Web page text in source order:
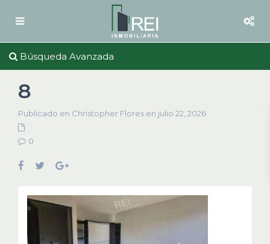
Búsqueda Avanzada
8
Publicado en Christopher Flores en julio 22, 2026
0